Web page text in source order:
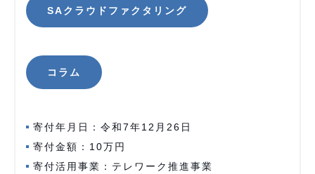
SAクラウドファクタリング
コラム
寄付年月日：令和7年12月26日
寄付金額：10万円
寄付活用事業：テレワーク推進事業